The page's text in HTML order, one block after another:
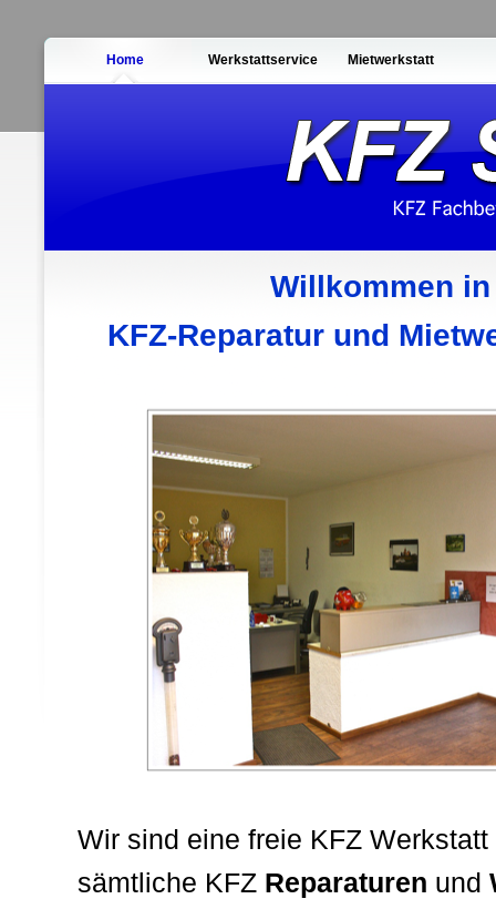
Home Werkstattservice Mietwerkstatt
Willkommen
KFZ-Reparatur und
Wir sind eine freie KFZ Werkstatt
sämtliche KFZ Reparaturen und